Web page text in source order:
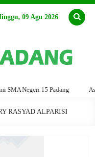
09 Agu 2026
Negeri 15 Padang
RASYAD ALPARISI